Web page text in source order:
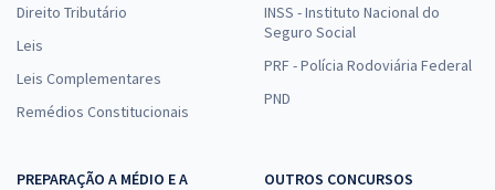
Direito Tributário
Leis
Leis Complementares
Remédios Constitucionais
INSS - Instituto Nacional do
Seguro Social
PRF - Polícia Rodoviária Federal
PND
PREPARAÇÃO A MÉDIO E A
OUTROS CONCURSOS